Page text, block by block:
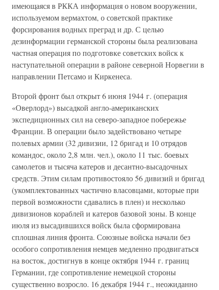
имеющаяся в РККА информация о новом вооружении,
используемом вермахтом, о советской практике
форсирования водных преград и др. С целью
дезинформации германской стороны была реализована
частная операция по подготовке советских войск к
наступательной операции в районе северной Норвегии в
направлении Петсамо и Киркенеса.
Второй фронт был открыт 6 июня 1944 г. (операция
«Оверлорд») высадкой англо-американских
экспедиционных сил на северо-западное побережье
Франции. В операции было задействовано четыре
полевых армии (32 дивизии, 12 бригад и 10 отрядов
командос, около 2,8 млн. чел.), около 11 тыс. боевых
самолетов и тысяча катеров и десантно-высадочных
средств. Этим силам противостояло 56 дивизий и бригад
(укомплектованных частично власовцами, которые при
первой возможности сдавались в плен) и несколько
дивизионов кораблей и катеров базовой зоны. В конце
июля из высадившихся войск была сформирована
сплошная линия фронта. Союзные войска начали без
особого сопротивления немцев медленно продвигаться
на восток, достигнув в конце октября 1944 г. границ
Германии, где сопротивление немецкой стороны
существенно возросло. 16 декабря 1944 г., неожиданно